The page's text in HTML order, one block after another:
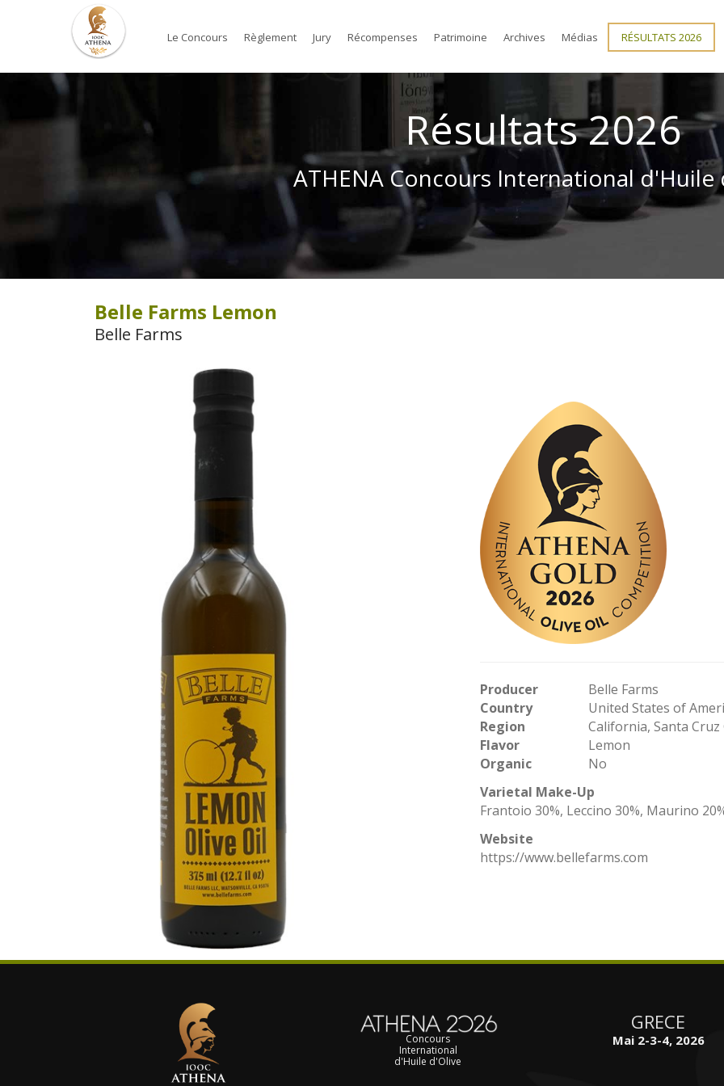
Le Concours Règlement Jury Récompenses Patrimoine Archives Médias RÉSULTATS 2026
Résultats 2026
ATHENA Concours International d'Huile
Belle Farms Lemon
Belle Farms
Producer
Belle Farms
Country
United States of
Region
California, Santa
Flavor
Lemon
Organic
No
Varietal Make-Up
Frantoio 30%, Leccino 30%, Maurino
Website
https://www.bellefarms.com
Concours
International
d'Huile d'Olive
GRECE
Mai 2-3-4, 2026